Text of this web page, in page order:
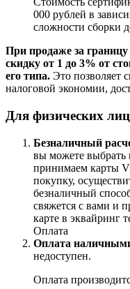
000 рублей в
сложности сборки
При продаже за
скидку от 1 до 3% от
его типа. Это позволяет
налоговой экономии,
Для физических
Безналичный
вы можете
принимаем карты
покупку,
безналичный
свяжется с вами и
карте в эквайринг
Оплата
Оплата
недоступен.
Оплата